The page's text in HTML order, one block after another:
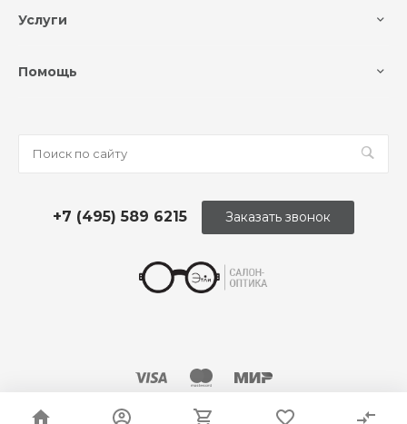
Услуги
Помощь
+7 (495) 589 6215 Заказать звонок